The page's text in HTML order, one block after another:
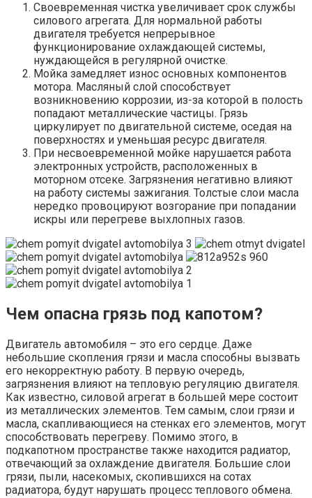
Своевременная чистка увеличивает срок службы
силового агрегата. Для нормальной работы
двигателя требуется непрерывное
функционирование охлаждающей системы,
нуждающейся в регулярной очистке.
Мойка замедляет износ основных компонентов
мотора. Масляный слой способствует
возникновению коррозии, из-за которой в полость
попадают металлические частицы. Грязь
циркулирует по двигательной системе, оседая на
поверхностях и уменьшая ресурс двигателя.
При несвоевременной мойке нарушается работа
электронных устройств, расположенных в
моторном отсеке. Загрязнения негативно влияют
на работу системы зажигания. Толстые слои масла
нередко провоцируют возгорание при попадании
искры или перегреве выхлопных газов.
Чем опасна грязь под капотом?
Двигатель автомобиля – это его сердце. Даже
небольшие скопления грязи и масла способны вызвать
его некорректную работу. В первую очередь,
загрязнения влияют на тепловую регуляцию двигателя.
Как известно, силовой агрегат в большей мере состоит
из металлических элементов. Тем самым, слои грязи и
масла, скапливающиеся на стенках его элементов, могут
способствовать перегреву. Помимо этого, в
подкапотном пространстве также находится радиатор,
отвечающий за охлаждение двигателя. Большие слои
грязи, пыли, насекомых, скопившихся на сотах
радиатора, будут нарушать процесс теплового обмена.